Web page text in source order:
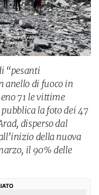
“pesanti
anello di fuoco in
71 le vittime
la foto dei 47
disperso dal
della nuova
il 90% delle